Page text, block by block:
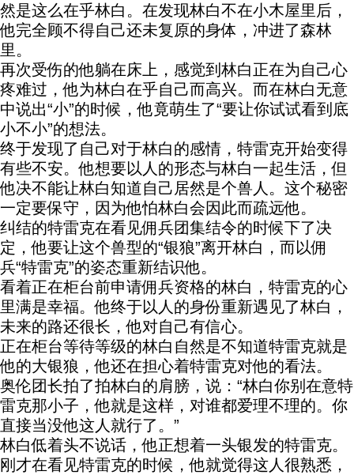
然是这么在乎林白。在发现林白不在小木屋里后，
他完全顾不得自己还未复原的身体，冲进了森林
里。
再次受伤的他躺在床上，感觉到林白正在为自己心
疼难过，他为林白在乎自己而高兴。而在林白无意
中说出“小”的时候，他竟萌生了“要让你试试看到底
小不小”的想法。
终于发现了自己对于林白的感情，特雷克开始变得
有些不安。他想要以人的形态与林白一起生活，但
他决不能让林白知道自己居然是个兽人。这个秘密
一定要保守，因为他怕林白会因此而疏远他。
纠结的特雷克在看见佣兵团集结令的时候下了决
定，他要让这个兽型的“银狼”离开林白，而以佣
兵“特雷克”的姿态重新结识他。
看着正在柜台前申请佣兵资格的林白，特雷克的心
里满是幸福。他终于以人的身份重新遇见了林白，
未来的路还很长，他对自己有信心。
正在柜台等待等级的林白自然是不知道特雷克就是
他的大银狼，他还在担心着特雷克对他的看法。
奥伦团长拍了拍林白的肩膀，说：“林白你别在意特
雷克那小子，他就是这样，对谁都爱理不理的。你
直接当没他这人就行了。”
林白低着头不说话，他正想着一头银发的特雷克。
刚才在看见特雷克的时候，他就觉得这人很熟悉，